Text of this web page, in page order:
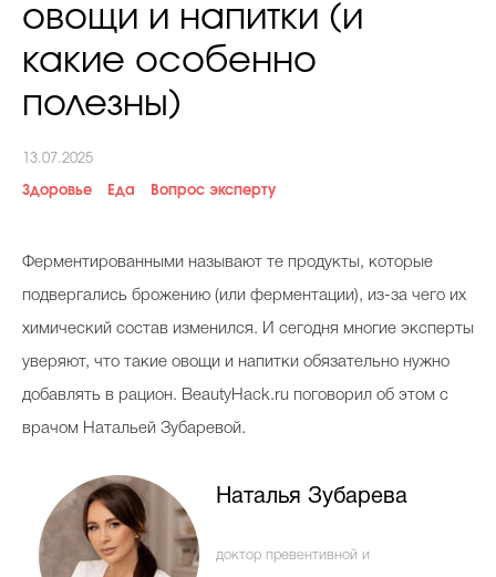
Папа может
Худеем правильно
Бьютихакер / Мама-хакер
Выбор визажистов
Выбор косметолога
Полиция красоты
овощи и напитки (и
какие особенно
полезны)
13.07.2025
Здоровье Еда Вопрос эксперту
Ферментированными называют те продукты, которые
подвергались брожению (или ферментации), из-за чего их
химический состав изменился. И сегодня многие эксперты
уверяют, что такие овощи и напитки обязательно нужно
добавлять в рацион. BeautyHack.ru поговорил об этом с
врачом Натальей Зубаревой.
Наталья Зубарева
доктор превентивной и